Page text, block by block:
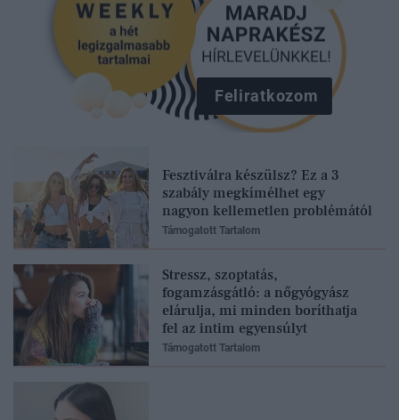
Feliratkozom
Fesztiválra készülsz? Ez a 3
szabály megkímélhet egy
nagyon kellemetlen problémától
Támogatott Tartalom
Stressz, szoptatás,
fogamzásgátló: a nőgyógyász
elárulja, mi minden boríthatja
fel az intim egyensúlyt
Támogatott Tartalom